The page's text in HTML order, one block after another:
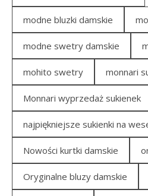
modne bluzki damskie
modne swetry damskie
mohito swetry monnari
Monnari wyprzedaż sukienek
najpiękniejsze sukienki na
Nowości kurtki damskie
Oryginalne bluzy damskie